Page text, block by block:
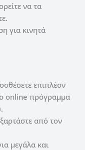
να τα
για κινητά
επιπλέον
online πρόγραμμα
από τον
μεγάλα και